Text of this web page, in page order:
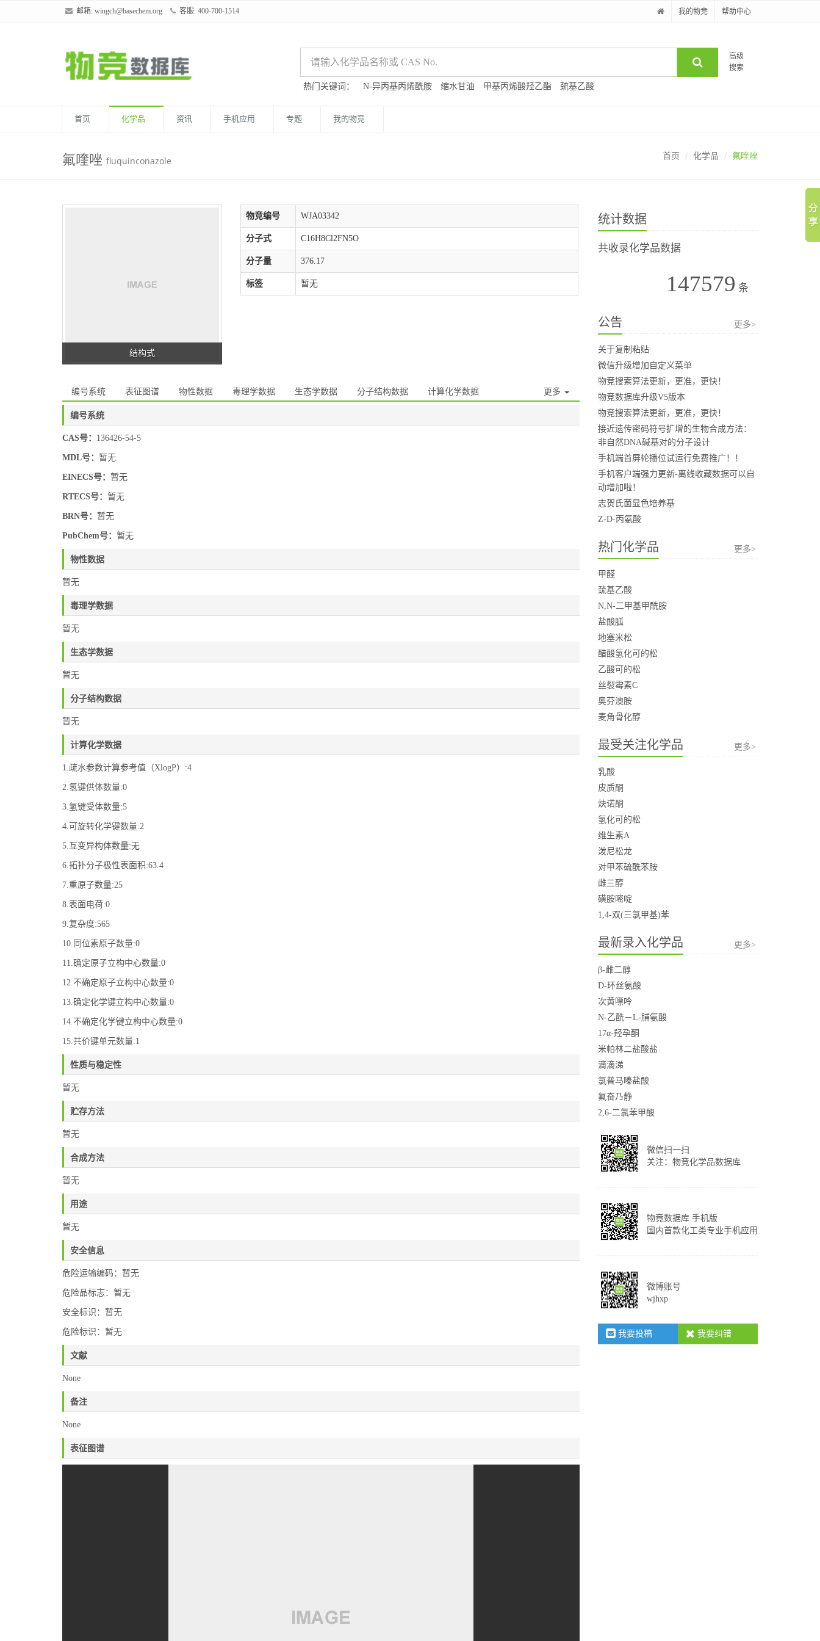
邮箱: wingch@basechem.org 客服: 400-700-1514 我的物竞 帮助中心
高级
搜索
热门关键词： N-异丙基丙烯酰胺 缩水甘油 甲基丙烯酸羟乙酯 巯基乙酸
首页 化学品 资讯 手机应用 专题 我的物竞
氟喹唑 fluquinconazole 首页 化学品 氟喹唑
结构式
物竞编号 WJA03342
分子式 C16H8Cl2FN5O
分子量 376.17
标签 暂无
编号系统 表征图谱 物性数据 毒理学数据 生态学数据 分子结构数据 计算化学数据 更多
编号系统
CAS号： 136426-54-5
MDL号： 暂无
EINECS号： 暂无
RTECS号： 暂无
BRN号： 暂无
PubChem号： 暂无
物性数据
暂无
毒理学数据
暂无
生态学数据
暂无
分子结构数据
暂无
计算化学数据
1.疏水参数计算参考值（XlogP）:4
2.氢键供体数量:0
3.氢键受体数量:5
4.可旋转化学键数量:2
5.互变异构体数量:无
6.拓扑分子极性表面积:63.4
7.重原子数量:25
8.表面电荷:0
9.复杂度:565
10.同位素原子数量:0
11.确定原子立构中心数量:0
12.不确定原子立构中心数量:0
13.确定化学键立构中心数量:0
14.不确定化学键立构中心数量:0
15.共价键单元数量:1
性质与稳定性
暂无
贮存方法
暂无
合成方法
暂无
用途
暂无
安全信息
危险运输编码：暂无
危险品标志：暂无
安全标识：暂无
危险标识：暂无
文献
None
备注
None
表征图谱
统计数据
共收录化学品数据
147579 条
公告 更多>
关于复制粘贴
微信升级增加自定义菜单
物竞搜索算法更新，更准，更快！
物竞数据库升级V5版本
物竞搜索算法更新，更准，更快！
接近遗传密码符号扩增的生物合成方法：
非自然DNA碱基对的分子设计
手机端首屏轮播位试运行免费推广！！
手机客户端强力更新-离线收藏数据可以自
动增加啦！
志贺氏菌显色培养基
Z-D-丙氨酸
热门化学品 更多>
甲醛
巯基乙酸
N,N-二甲基甲酰胺
盐酸胍
地塞米松
醋酸氢化可的松
乙酸可的松
丝裂霉素C
奥芬澳胺
麦角骨化醇
最受关注化学品 更多>
乳酸
皮质酮
炔诺酮
氢化可的松
维生素A
泼尼松龙
对甲苯硫酰苯胺
雌三醇
磺胺嘧啶
1,4-双(三氯甲基)苯
最新录入化学品 更多>
β-雌二醇
D-环丝氨酸
次黄嘌呤
N-乙酰－L-脯氨酸
17α-羟孕酮
米帕林二盐酸盐
滴滴涕
氯普马嗪盐酸
氟奋乃静
2,6-二氯苯甲酸
微信扫一扫
关注：物竞化学品数据库
物竟数据库 手机版
国内首款化工类专业手机应用
微博账号
wjhxp
我要投稿 我要纠错